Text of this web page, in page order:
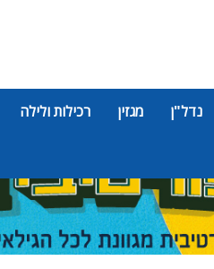
נדל"ן מגזין רכילות ולילה